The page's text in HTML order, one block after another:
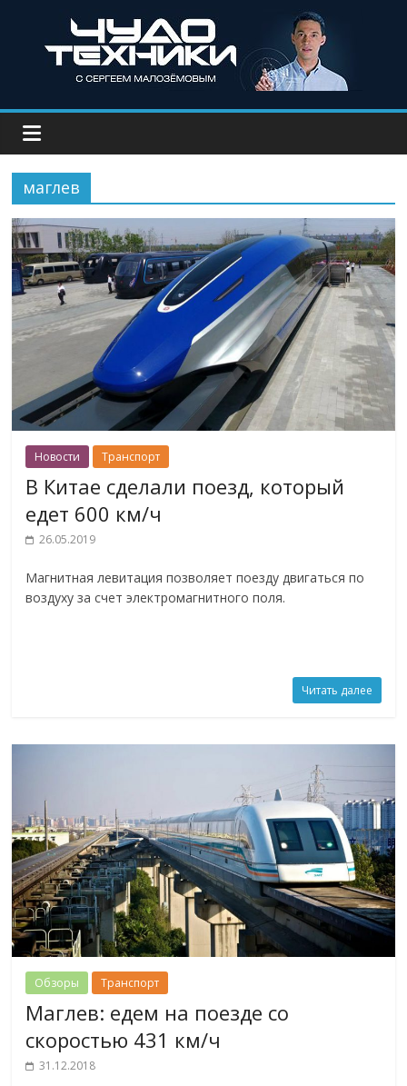
маглев
Новости Транспорт
В Китае сделали поезд, который
едет 600 км/ч
26.05.2019
Магнитная левитация позволяет поезду двигаться по
воздуху за счет электромагнитного поля.
Читать далее
Обзоры Транспорт
Маглев: едем на поезде со
скоростью 431 км/ч
31.12.2018